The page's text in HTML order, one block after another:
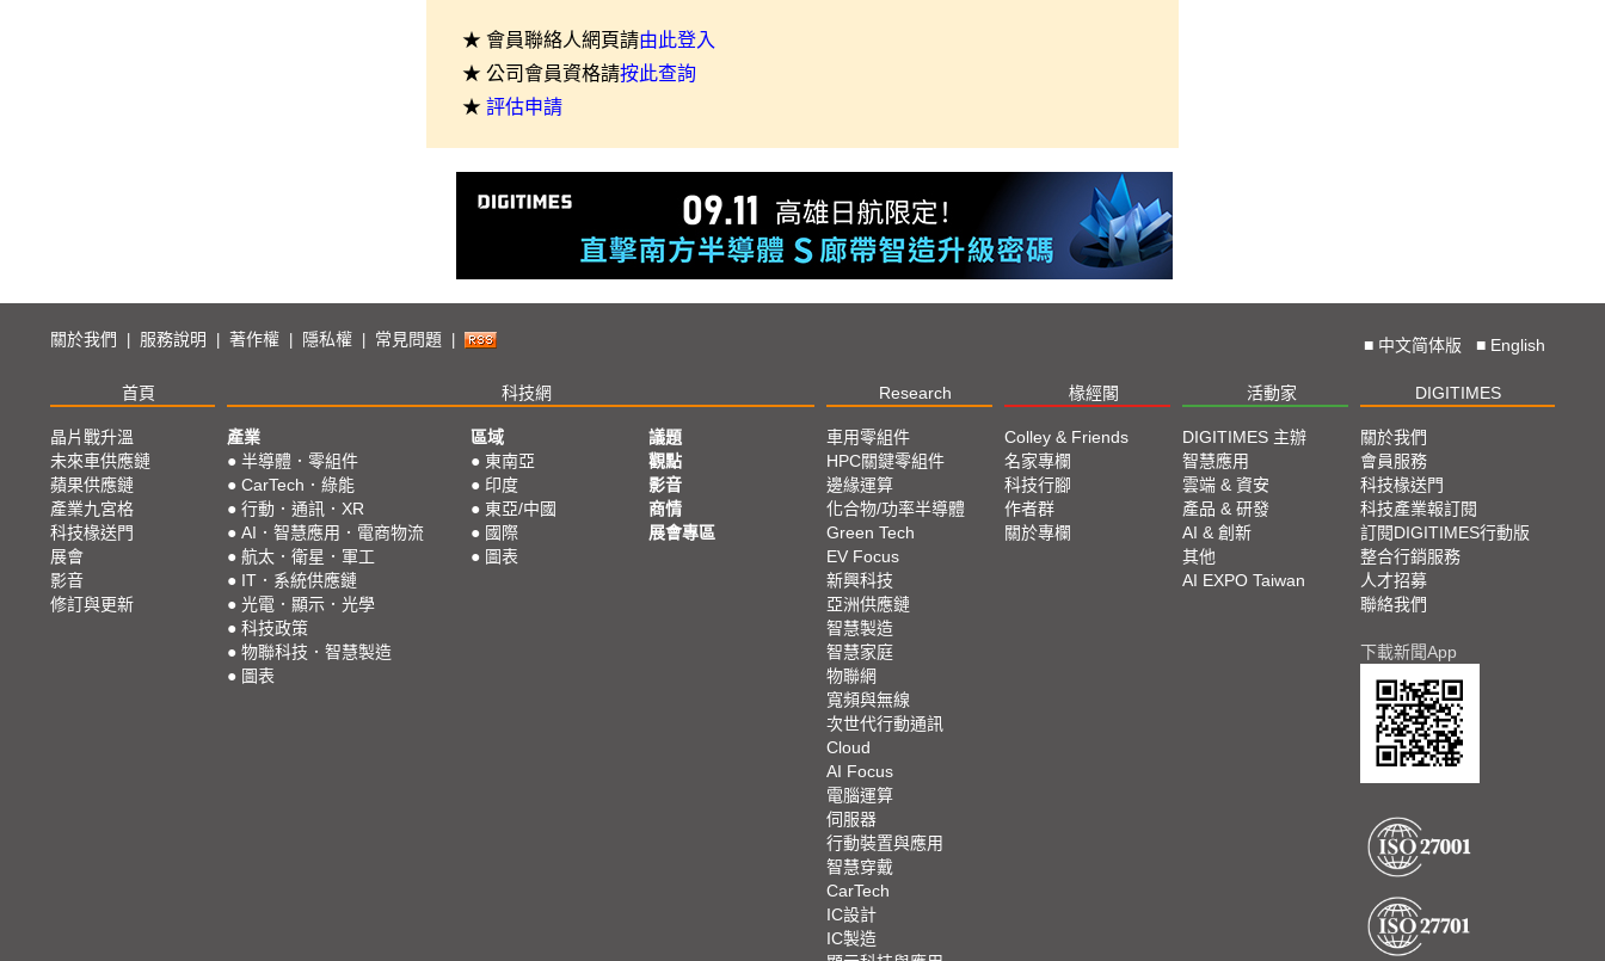
★ 會員聯絡人網頁請由此登入
★ 公司會員資格請按此查詢
★ 評估申請
關於我們 服務說明 著作權 隱私權 常見問題 ■ 中文简体版 ■ English
首頁 科技網 Research 椽經閣 活動家 DIGITIMES
晶片戰升溫
未來車供應鏈
蘋果供應鏈
產業九宮格
科技椽送門
展會
影音
修訂與更新
產業
● 半導體．零組件
● CarTech．綠能
● 行動．通訊．XR
● AI．智慧應用．電商物流
● 航太．衛星．軍工
● IT．系統供應鏈
● 光電．顯示．光學
● 科技政策
● 物聯科技．智慧製造
● 圖表
區域
● 東南亞
● 印度
● 東亞/中國
● 國際
● 圖表
議題
觀點
影音
商情
展會專區
車用零組件
HPC關鍵零組件
邊緣運算
化合物/功率半導體
Green Tech
EV Focus
新興科技
亞洲供應鏈
智慧製造
智慧家庭
物聯網
寬頻與無線
次世代行動通訊
Cloud
AI Focus
電腦運算
伺服器
行動裝置與應用
智慧穿戴
CarTech
IC設計
IC製造
Colley & Friends
名家專欄
科技行腳
作者群
關於專欄
DIGITIMES 主辦
智慧應用
雲端 & 資安
產品 & 研發
AI & 創新
其他
AI EXPO Taiwan
關於我們
會員服務
科技椽送門
科技產業報訂閱
訂閱DIGITIMES行動版
整合行銷服務
人才招募
聯絡我們
下載新聞App